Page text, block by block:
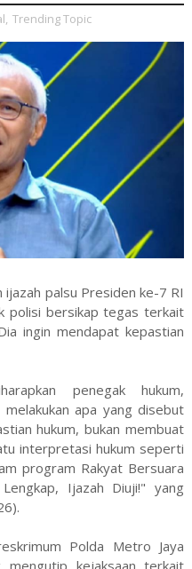
, Trending Topic
ijazah palsu Presiden ke-7 RI
polisi bersikap tegas terkait
ingin mendapat kepastian
penegak hukum,
apa yang disebut
hukum, bukan membuat
interpretasi hukum seperti
program Rakyat Bersuara
Ijazah Diuji!" yang
Polda Metro Jaya
mengutip kejaksaan terkait